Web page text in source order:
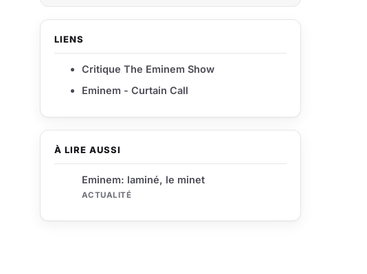
À LIRE AUSSI
Eminem: laminé, le minet
ACTUALITÉ
LIENS
Critique The Eminem Show
Eminem - Curtain Call